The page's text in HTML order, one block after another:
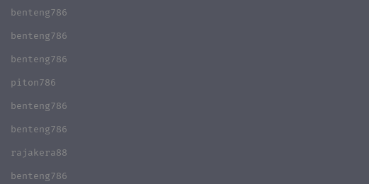
benteng786
benteng786
benteng786
piton786
benteng786
benteng786
rajakera88
benteng786